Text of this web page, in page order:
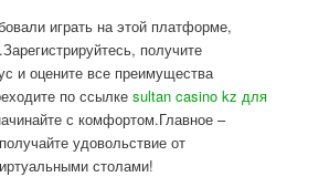
играть на этой платформе,
получите
и оцените все преимущества
по ссылкеsultan casino kz для
с комфортом.Главное –
удовольствие от
столами!